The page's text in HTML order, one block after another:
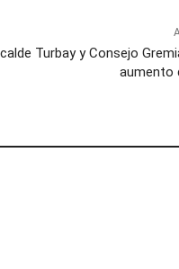
Turbay y Consejo
aumento